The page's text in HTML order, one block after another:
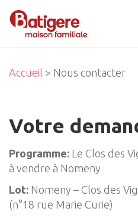
Accueil > Nous contacter
Votre
Programme: Le Clos des
à vendre à Nomeny
Lot: Nomeny – Clos des
(n°18 rue Marie Curie)